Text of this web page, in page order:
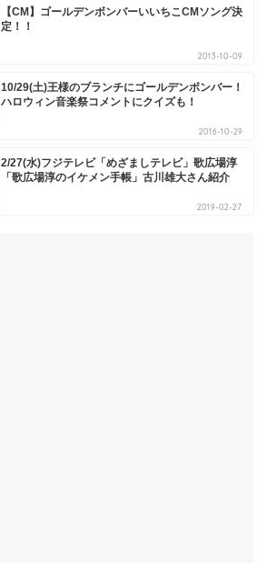
【CM】ゴールデンボンバーいいちこCMソング決
定！！
2013-10-09
10/29(土)王様のブランチにゴールデンボンバー！
ハロウィン音楽祭コメントにクイズも！
2016-10-29
2/27(水)フジテレビ「めざましテレビ」歌広場淳
「歌広場淳のイケメン手帳」古川雄大さん紹介
2019-02-27